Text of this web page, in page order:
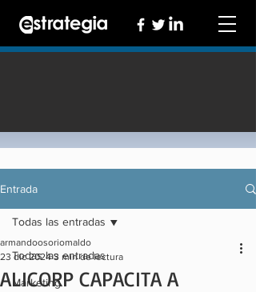
Entrada
Todas las entradas
Marketing
Todas las entradas
ALICORP CAPACITA A
armandoosoriomaldo
23 dic 2024 3 min de lectura